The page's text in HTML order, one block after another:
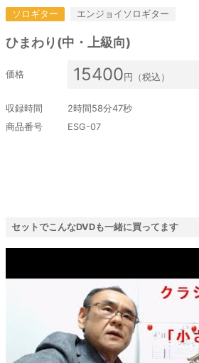
ソロギター エンジョイソロギター
ひまわり(中・上級向)
価格 15400円（税込）
収録時間
2時間58分47秒
商品番号
ESG-07
セットでこんなDVDも一緒に買ってます